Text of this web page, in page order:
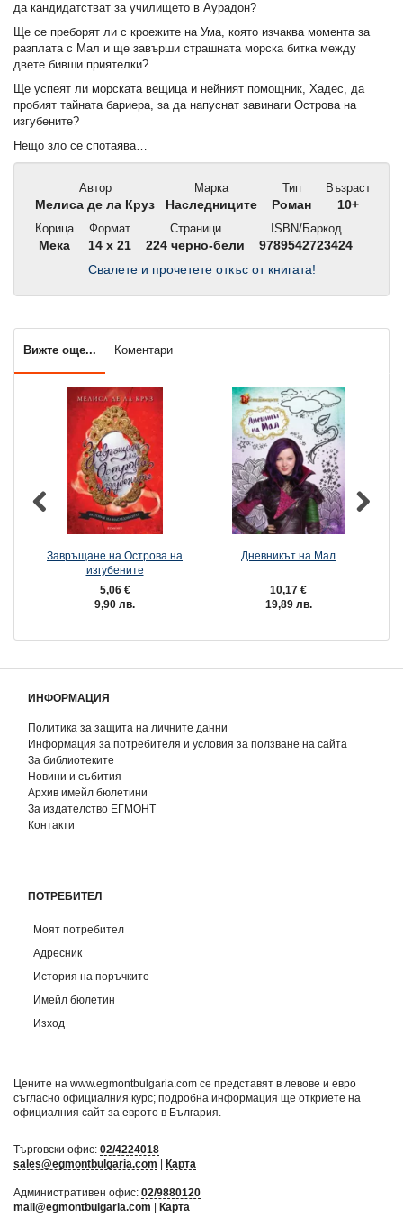
да кандидатстват за училището в Аурадон?
Ще се преборят ли с кроежите на Ума, която изчаква момента за
разплата с Мал и ще завърши страшната морска битка между
двете бивши приятелки?
Ще успеят ли морската вещица и нейният помощник, Хадес, да
пробият тайната бариера, за да напуснат завинаги Острова на
изгубените?
Нещо зло се спотаява…
Автор
Мелиса де ла Круз
Марка
Наследниците
Тип
Роман
Възраст
10+
Корица
Мека
Формат
14 x 21
Страници
224 черно-бели
ISBN/Баркод
9789542723424
Свалете и прочетете откъс от книгата!
Вижте още... Коментари
Завръщане на Острова на
изгубените
5,06 €
9,90 лв.
Дневникът на Мал
10,17 €
19,89 лв.
ИНФОРМАЦИЯ
Политика за защита на личните данни
Информация за потребителя и условия за ползване на сайта
За библиотеките
Новини и събития
Архив имейл бюлетини
За издателство ЕГМОНТ
Контакти
ПОТРЕБИТЕЛ
Моят потребител
Адресник
История на поръчките
Имейл бюлетин
Изход
Цените на www.egmontbulgaria.com се представят в левове и евро
съгласно официалния курс; подробна информация ще откриете на
официалния сайт за еврото в България
Търговски офис: 02/4224018
sales@egmontbulgaria.com
Карта
Административен офис: 02/9880120
mail@egmontbulgaria.com
Карта